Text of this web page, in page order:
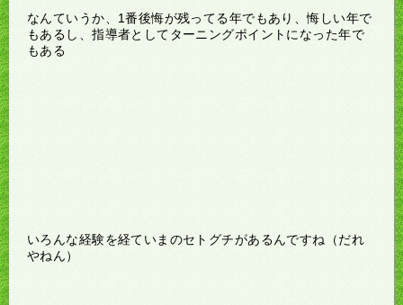
なんていうか、1番後悔が残ってる年でもあり、悔しい年で
もあるし、指導者としてターニングポイントになった年で
もある
いろんな経験を経ていまのセトグチがあるんですね（だれ
やねん）